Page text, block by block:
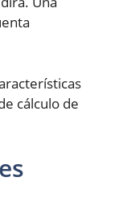
cálculo de